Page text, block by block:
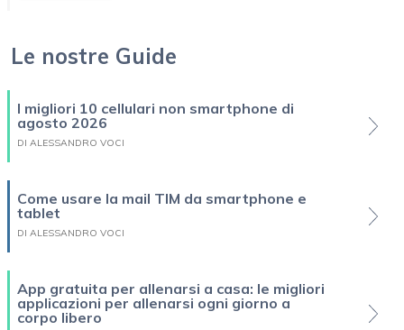
Le nostre Guide
I migliori 10 cellulari non smartphone di
agosto 2026
DI ALESSANDRO VOCI
Come usare la mail TIM da smartphone e
tablet
DI ALESSANDRO VOCI
App gratuita per allenarsi a casa: le migliori
applicazioni per allenarsi ogni giorno a
corpo libero